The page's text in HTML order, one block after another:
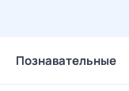
Познавательные